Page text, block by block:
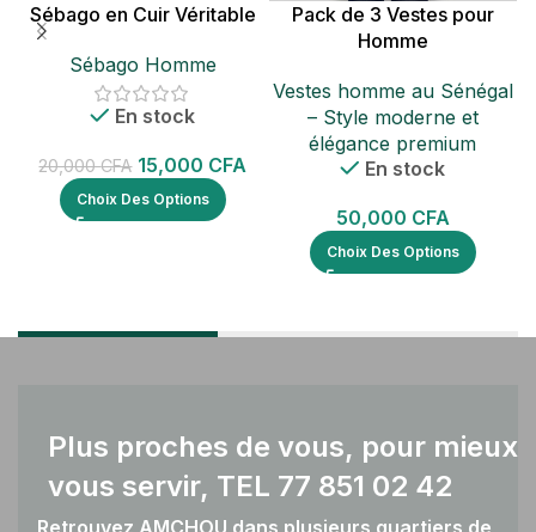
Sébago en Cuir Véritable
Sébago Homme
En stock
20,000CFA 15,000 CFA
Choix Des Options
Pack de 3 Vestes pour
Homme
Vestes homme au Sénégal
– Style moderne et
élégance premium
En stock
50,000 CFA
Choix Des Options
Plus proches de vous, pour mieux
vous servir, TEL 77 851 02 42